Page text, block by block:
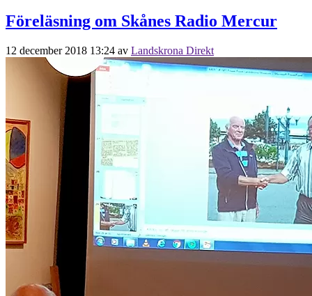
Föreläsning om Skånes Radio Mercur
12 december 2018 13:24 av Landskrona Direkt